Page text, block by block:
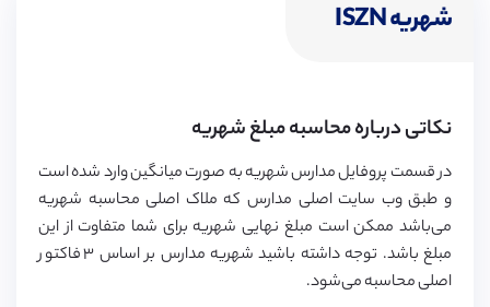
شهریه ISZN
نکاتی درباره محاسبه مبلغ شهریه
در قسمت پروفایل مدارس شهریه به صورت میانگین وارد شده است
و طبق وب سایت اصلی مدارس که ملاک اصلی محاسبه شهریه
می‌باشد ممکن است مبلغ نهایی شهریه برای شما متفاوت از این
مبلغ باشد. توجه داشته باشید شهریه مدارس بر اساس ۳ فاکتور
اصلی محاسبه می‌شود.